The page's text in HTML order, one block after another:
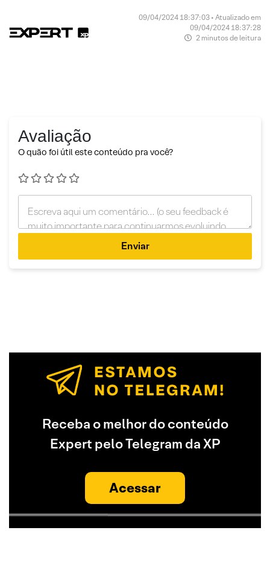
09/04/2024 18:37:03 • Atualizado em
09/04/2024 18:37:28
2 minutos de leitura
Avaliação
O quão foi útil este conteúdo pra você?
Enviar
Receba o melhor do conteúdo
Expert pelo Telegram da XP
Acessar